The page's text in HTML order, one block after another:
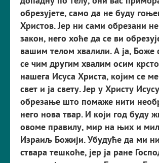
обрезујете, само да не буду
Хри­стов.Јер ни сами обрезани не
закон, него хоће да се ви обрезу
вашим телом хвалили.А ја, Боже
се чим другим хвалим осим крст
нашега Исуса Христа, којим се
свет и ја свету.Јер у Христу Исусу
обрезање што помаже нити необ
него нова твар. И који год буду
овоме правилу, мир на њих и
Израиљ Божији.Убудуће да ми
ствара тешкоће, јер ја ране Госп